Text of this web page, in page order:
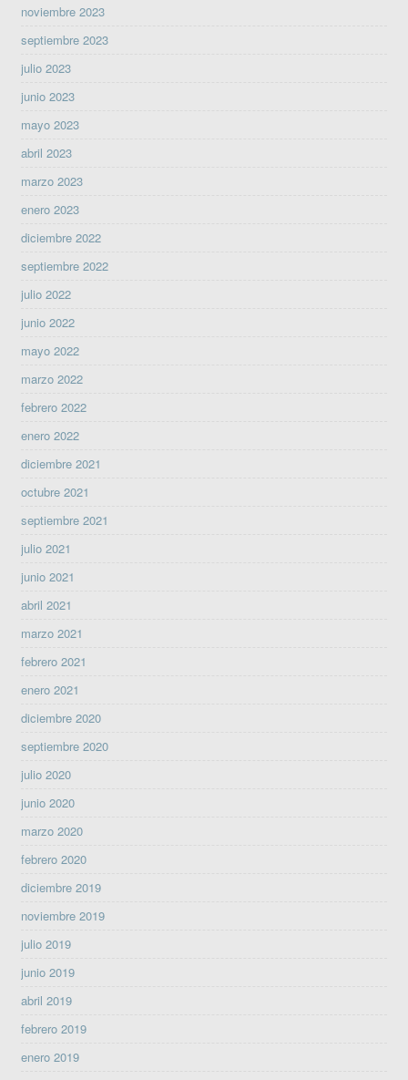
noviembre 2023
septiembre 2023
julio 2023
junio 2023
mayo 2023
abril 2023
marzo 2023
enero 2023
diciembre 2022
septiembre 2022
julio 2022
junio 2022
mayo 2022
marzo 2022
febrero 2022
enero 2022
diciembre 2021
octubre 2021
septiembre 2021
julio 2021
junio 2021
abril 2021
marzo 2021
febrero 2021
enero 2021
diciembre 2020
septiembre 2020
julio 2020
junio 2020
marzo 2020
febrero 2020
diciembre 2019
noviembre 2019
julio 2019
junio 2019
abril 2019
febrero 2019
enero 2019